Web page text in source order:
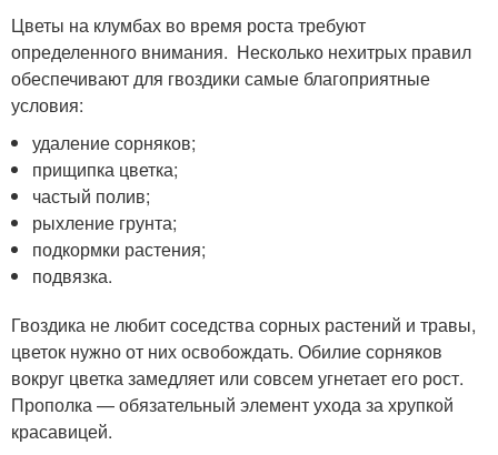
Цветы на клумбах во время роста требуют
определенного внимания. Несколько нехитрых правил
обеспечивают для гвоздики самые благоприятные
условия:
удаление сорняков;
прищипка цветка;
частый полив;
рыхление грунта;
подкормки растения;
подвязка.
Гвоздика не любит соседства сорных растений и травы,
цветок нужно от них освобождать. Обилие сорняков
вокруг цветка замедляет или совсем угнетает его рост.
Прополка — обязательный элемент ухода за хрупкой
красавицей.